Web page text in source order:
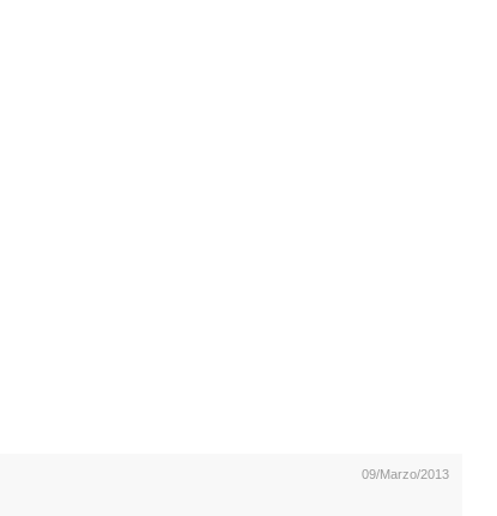
09/Marzo/2013